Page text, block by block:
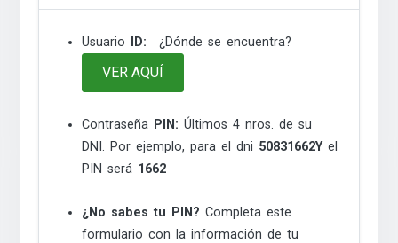
Usuario ID: ¿Dónde se encuentra?
VER AQUÍ
Contraseña PIN: Últimos 4 nros. de su
DNI. Por ejemplo, para el dni 50831662Yel
PIN será 1662
¿No sabes tu PIN? Completa este
formulario con la información de tu